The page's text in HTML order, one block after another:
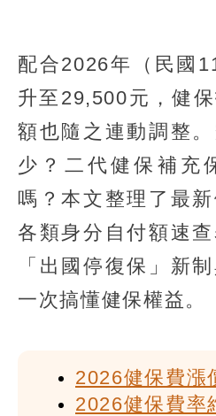
配合2026年（民國
升至29,500元，健
額也隨之連動調整
少？二代健保補充
嗎？本文整理了最新
各類身分自付額速
「出國停復保」新
一次搞懂健保權益。
2026健保費漲
2026健保費率